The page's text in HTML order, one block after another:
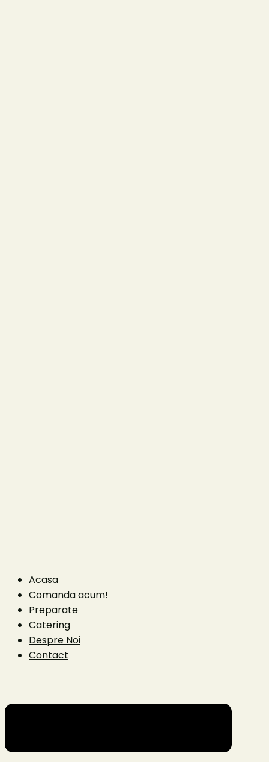
Acasa
Comanda acum!
Preparate
Catering
Despre Noi
Contact